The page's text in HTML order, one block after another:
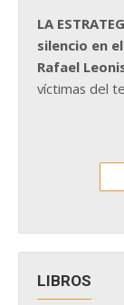
LA
silencio en
Rafael
víctimas del
LIBROS